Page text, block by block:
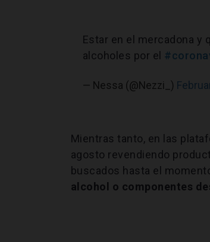
Estar en el mercadona y
alcoholes por el
— Nessa (@Nezzi_)
Mientras tanto, en las
agosto revendiendo
buscados hasta el
alcohol o componentes